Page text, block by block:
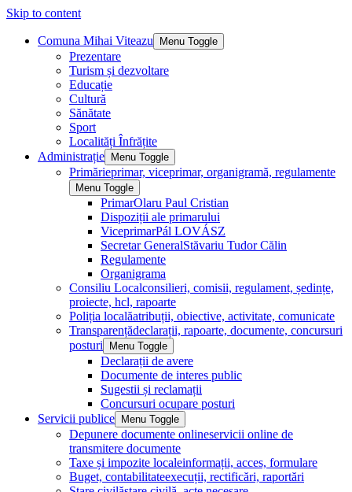
Skip to content
Comuna Mihai Viteazu Menu Toggle
Prezentare
Turism și dezvoltare
Educație
Cultură
Sănătate
Sport
Localități Înfrățite
Administrație
Menu Toggle
Primărieprimar, viceprimar, organigramă, regulamente
Menu Toggle
PrimarOlaru Paul Cristian
Dispoziții ale primarului
ViceprimarPál LOVÁSZ
Secretar GeneralStăvariu Tudor Călin
Regulamente
Organigrama
Consiliu Localconsilieri, comisii, regulament, ședințe,
proiecte, hcl, rapoarte
Poliția localăatribuții, obiective, activitate, comunicate
Transparențădeclarații, rapoarte, documente, concursuri
posturi
Menu Toggle
Declarații de avere
Documente de interes public
Sugestii și reclamații
Concursuri ocupare posturi
Servicii publice
Menu Toggle
Depunere documente onlineservicii online de
transmitere documente
Taxe și impozite localeinformații, acces, formulare
Buget, contabilitateexecuții, rectificări, raportări